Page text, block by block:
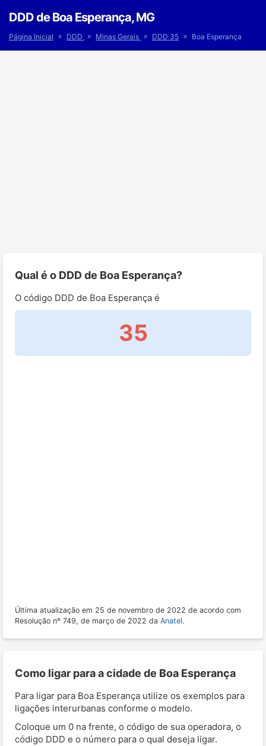
DDD de Boa Esperança, MG
Página Inicial » DDD » Minas Gerais » DDD 35 » Boa Esperança
Qual é o DDD de Boa Esperança?
O código DDD de Boa Esperança é
35
Última atualização em 25 de novembro de 2022 de acordo com
Resolução nº 749, de março de 2022 da Anatel.
Como ligar para a cidade de Boa Esperança
Para ligar para Boa Esperança utilize os exemplos para
ligações interurbanas conforme o modelo.
Coloque um 0 na frente, o código de sua operadora, o
código DDD e o número para o qual deseja ligar.